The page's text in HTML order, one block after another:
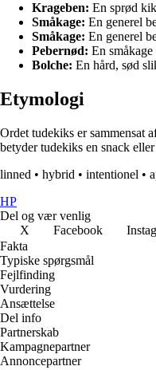
Krageben: En sprød
Småkage: En generel
Småkage: En generel
Pebernød: En
Bolche: En hård, sød
Etymologi
Ordet tudekiks er sammensat
betyder tudekiks en snack
linned • hybrid • intentionel •
HP
Del og vær venlig
X
Facebook
Fakta
Typiske spørgsmål
Fejlfinding
Vurdering
Ansættelse
Del info
Partnerskab
Kampagnepartner
Annoncepartner